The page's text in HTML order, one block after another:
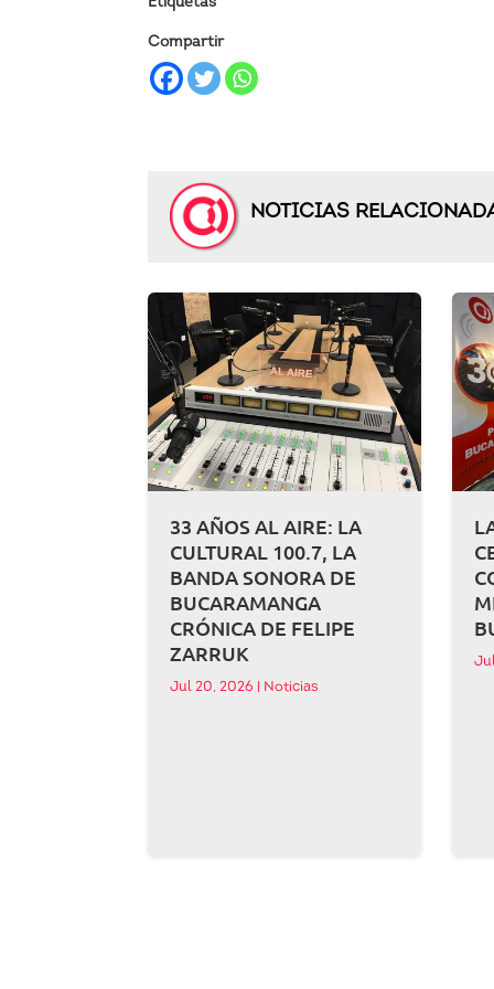
Compartir
NOTICIAS
33 AÑOS AL AIRE: LA
CULTURAL 100.7, LA
BANDA SONORA DE
BUCARAMANGA
CRÓNICA DE FELIPE
ZARRUK
Jul 20, 2026 Noticias